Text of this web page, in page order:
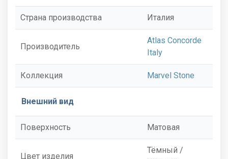
Страна производства Италия
Производитель
Atlas Concorde
Italy
Коллекция Marvel Stone
Внешний вид
Поверхность Матовая
Цвет изделия
Тёмный /